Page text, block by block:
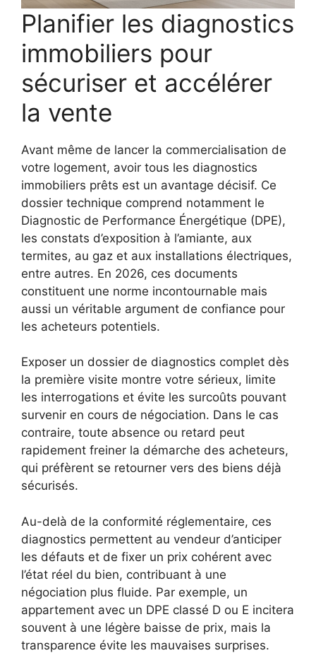
Planifier les diagnostics
immobiliers pour
sécuriser et accélérer
la vente
Avant même de lancer la commercialisation de
votre logement, avoir tous les diagnostics
immobiliers prêts est un avantage décisif. Ce
dossier technique comprend notamment le
Diagnostic de Performance Énergétique (DPE),
les constats d’exposition à l’amiante, aux
termites, au gaz et aux installations électriques,
entre autres. En 2026, ces documents
constituent une norme incontournable mais
aussi un véritable argument de confiance pour
les acheteurs potentiels.
Exposer un dossier de diagnostics complet dès
la première visite montre votre sérieux, limite
les interrogations et évite les surcoûts pouvant
survenir en cours de négociation. Dans le cas
contraire, toute absence ou retard peut
rapidement freiner la démarche des acheteurs,
qui préfèrent se retourner vers des biens déjà
sécurisés.
Au-delà de la conformité réglementaire, ces
diagnostics permettent au vendeur d’anticiper
les défauts et de fixer un prix cohérent avec
l’état réel du bien, contribuant à une
négociation plus fluide. Par exemple, un
appartement avec un DPE classé D ou E incitera
souvent à une légère baisse de prix, mais la
transparence évite les mauvaises surprises.